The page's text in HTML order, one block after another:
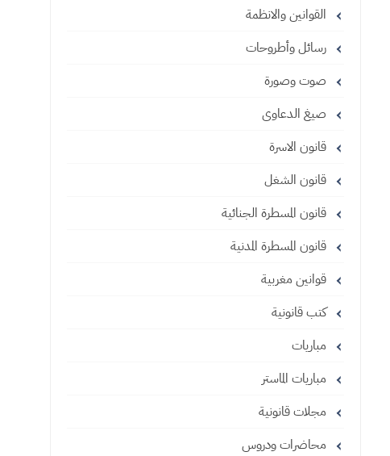
القوانين والانظمة
رسائل وأطروحات
صوت وصورة
صيغ الدعاوى
قانون الاسرة
قانون الشغل
قانون المسطرة الجنائية
قانون المسطرة المدنية
قوانين مغربية
كتب قانونية
مباريات
مباريات الماستر
مجلات قانونية
محاضرات ودروس